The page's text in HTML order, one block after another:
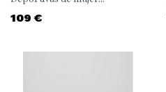
Precio
109 €